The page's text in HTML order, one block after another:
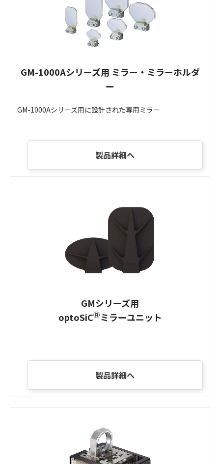
GM-1000Aシリーズ用 ミラー・ミラーホルダ
ー
GM-1000Aシリーズ用に設計された専用ミラー
製品詳細へ
GMシリーズ用
optoSiCⓇミラーユニット
製品詳細へ